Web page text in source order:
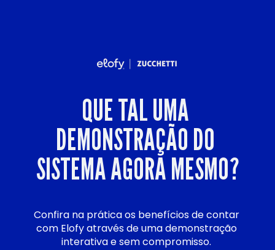
QUE TAL UMA
DEMONSTRAÇÃO DO
SISTEMA AGORA MESMO?
Confira na prática os benefícios de contar
com Elofy através de uma demonstração
interativa e sem compromisso.